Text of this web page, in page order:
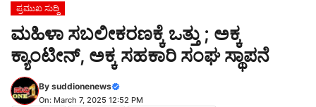
ಪ್ರಮುಖ ಸುದ್ದಿ
ಮಹಿಳಾ ಸಬಲೀಕರಣಕ್ಕೆ ಒತ್ತು ; ಅಕ್ಕ
ಕ್ಯಾಂಟೀನ್, ಅಕ್ಕ ಸಹಕಾರಿ ಸಂಘ ಸ್ಥಾಪನೆ
By suddionenews
On: March 7, 2025 12:52 PM